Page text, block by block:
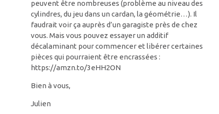
peuvent être nombreuses (problème au niveau des
cylindres, du jeu dans un cardan, la géométrie…). Il
faudrait voir ça auprès d’un garagiste près de chez
vous. Mais vous pouvez essayer un additif
décalaminant pour commencer et libérer certaines
pièces qui pourraient être encrassées :
https://amzn.to/3eHH2ON
Bien à vous,
Julien